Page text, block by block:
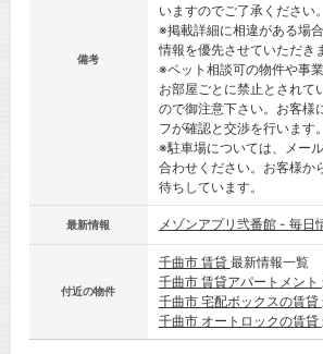
備考
いますのでご了承ください。
※掲載詳細に相違がある場
情報を優先させていただき
※ペット相談可の物件や事
お部屋ごとに禁止とされて
ので御注意下さい。お客様
フが確認と交渉を行います。
※駐車場については、メー
合わせください。お客様か
待ちしています。
最新情報 メゾンアプリ弐番館 - 毎日
付近の物件
千曲市 賃貸 最新情報一覧
千曲市 賃貸アパートメント
千曲市 宅配ボックスの賃貸
千曲市 オートロックの賃貸